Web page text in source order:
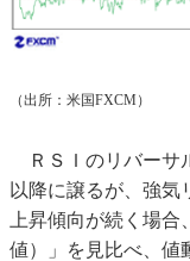
（出所：米国FXCM）
ＲＳＩのリバーサ
以降に譲るが、強気
上昇傾向が続く場
値）」を見比べ、値